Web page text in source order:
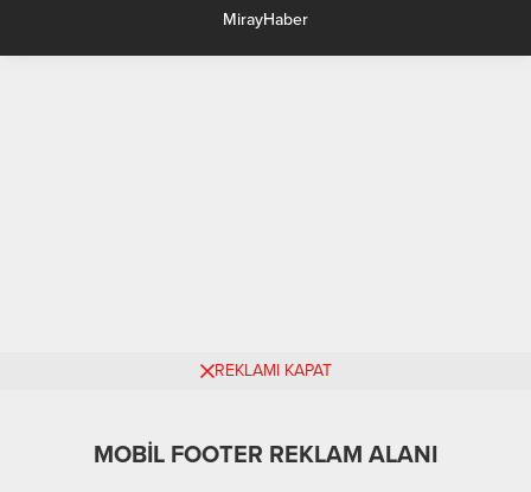
Tunç, sosyal medya hesabından
Bölge Mahkemesi’nin anne ve
dizi program dolayısıyla kente
Bolat ve beraberindeki heyeti,...
MirayHaber
REKLAMI KAPAT
MOBİL FOOTER REKLAM ALANI